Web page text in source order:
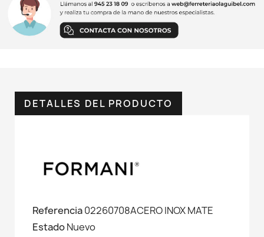
DETALLES DEL PRODUCTO
Referencia02260708ACERO INOX MATE
EstadoNuevo